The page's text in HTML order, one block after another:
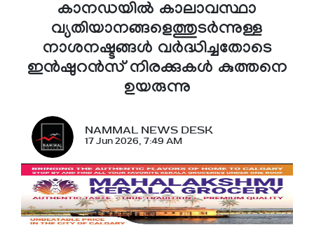
കാനഡയിൽ കാലാവസ്ഥാ
വ്യതിയാനങ്ങളെത്തുടർന്നുള്ള
നാശനഷ്ടങ്ങൾ വർദ്ധിച്ചതോടെ
ഇൻഷുറൻസ് നിരക്കുകൾ കുത്തനെ
ഉയരുന്നു
NAMMAL NEWS DESK
17 Jun 2026, 7:49 AM